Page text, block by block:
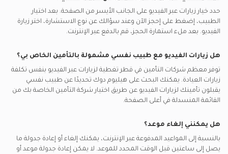
حدد خيار زيارات عبر الفيديو على الجانب الأيسر من الصفحة. بعد اختيار
الطبيب، إضغط على إحجز الآن وعند سؤالك عن نوع الاستشارة، اختر زيارة
الفيديو. بعد ملء استمارة الحجز، قم بالدفع عبر الإنترنت.
هل زيارات الفيديو مع طبيب نفسي مشمولة بالتأمين الخاص بي؟
توفر معظم شركات التأمين في قطر تغطية لزيارات عبر الفيديو بنفس تكلفة
زيارات العيادة. يمكنك البحث على هيليوم دوك تحديدًا عن طبيب نفسي
يقبلون تأمينك لزيارات الفيديو عن طريق اختيار شركة التأمين الخاصة بك من
القائمة المنسدلة في أعلى الصفحة.
هل يمكنني إلغاء موعد؟
بالنسبة إلى المواعيد المدفوعة عبر الإنترنت، يمكنك إلغاء أو إعادة جدولة ما
يصل إلى ساعتين قبل الوقت المحدد للموعد. لا يمكن إعادة جدولة موعد أو